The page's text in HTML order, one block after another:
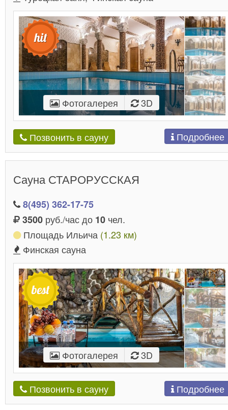
Фотогалерея 3D
Позвонить в сауну Подробнее
Сауна СТАРОРУССКАЯ
8(495) 362-17-75
3500 руб./час до 10 чел.
Площадь Ильича (1.23 км)
Финская сауна
Фотогалерея 3D
Позвонить в сауну Подробнее